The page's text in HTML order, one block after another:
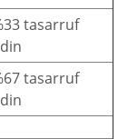
tasarruf
tasarruf